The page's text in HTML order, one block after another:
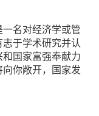
一名对经济学或管
于学术研究并认
国家富强奉献力
你敞开，国家发